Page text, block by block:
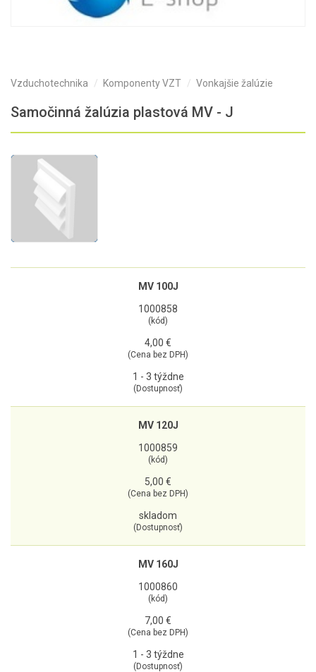
Vzduchotechnika Komponenty VZT Vonkajšie žalúzie
Samočinná žalúzia plastová MV - J
MV 100J
1000858
(kód)
4,00 €
(Cena bez DPH)
1 - 3 týždne
(Dostupnosť)
MV 120J
1000859
(kód)
5,00 €
(Cena bez DPH)
skladom
(Dostupnosť)
MV 160J
1000860
(kód)
7,00 €
(Cena bez DPH)
1 - 3 týždne
(Dostupnosť)